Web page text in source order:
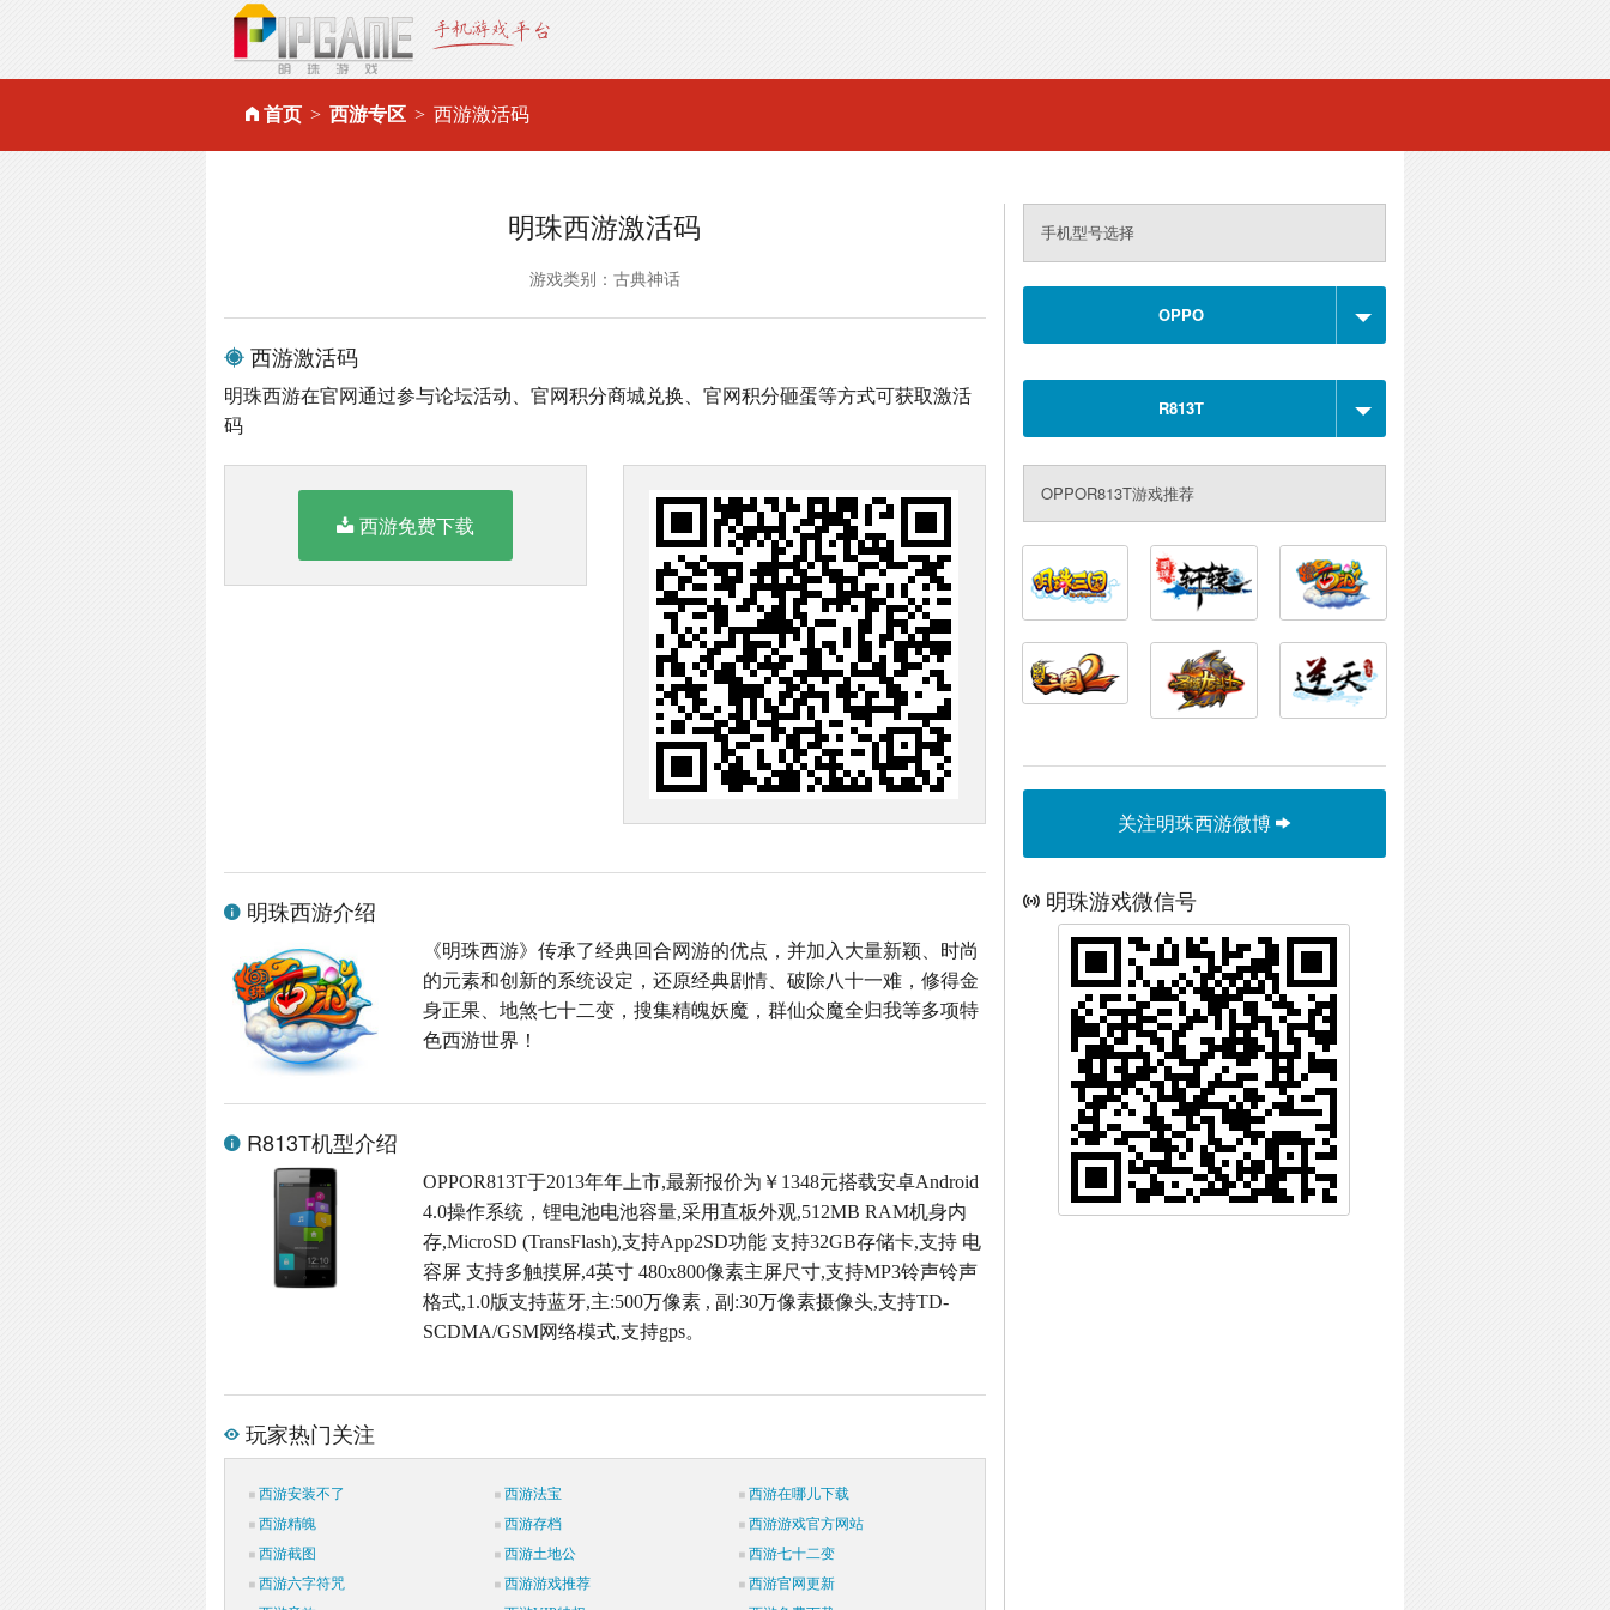
首页 西游专区 西游激活码
明珠西游激活码
游戏类别：古典神话
西游激活码
明珠西游在官网通过参与论坛活动、官网积分商城兑换、官网积分砸蛋等方式可获取激活
码
西游免费下载
明珠西游介绍
《明珠西游》传承了经典回合网游的优点，并加入大量新颖、时尚
的元素和创新的系统设定，还原经典剧情、破除八十一难，修得金
身正果、地煞七十二变，搜集精魄妖魔，群仙众魔全归我等多项特
色西游世界！
R813T机型介绍
OPPOR813T于2013年年上市,最新报价为￥1348元搭载安卓Android
4.0操作系统，锂电池电池容量,采用直板外观,512MB RAM机身内
存,MicroSD (TransFlash),支持App2SD功能 支持32GB存储卡,支持 电
容屏 支持多触摸屏,4英寸 480x800像素主屏尺寸,支持MP3铃声铃声
格式,1.0版支持蓝牙,主:500万像素 , 副:30万像素摄像头,支持TD-
SCDMA/GSM网络模式,支持gps。
玩家热门关注
西游安装不了 西游法宝
西游在哪儿下载
西游精魄
西游存档
西游游戏官方网站
西游截图
西游土地公
西游七十二变
西游六字符咒
西游游戏推荐
西游官网更新
手机型号选择
OPPO
R813T
OPPOR813T游戏推荐
关注明珠西游微博
明珠游戏微信号